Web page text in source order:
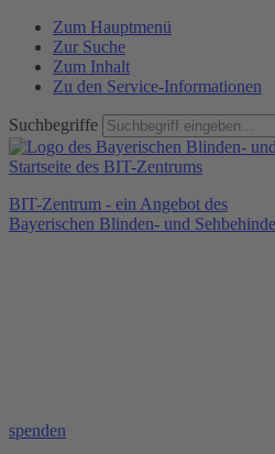
Zum Hauptmenü
Zur Suche
Zum Inhalt
Zu den Service-Informationen
Suchbegriffe
BIT-Zentrum - ein Angebot des
Bayerischen Blinden- und
spenden